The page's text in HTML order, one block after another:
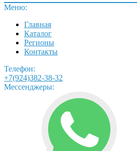
Меню:
Главная
Каталог
Регионы
Контакты
Телефон:
+7(924)382-38-32
Мессенджеры: